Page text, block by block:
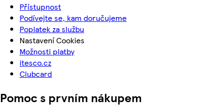
Přístupnost
Podívejte se, kam doručujeme
Poplatek za službu
Nastavení Cookies
Možnosti platby
itesco.cz
Clubcard
Pomoc s prvním nákupem